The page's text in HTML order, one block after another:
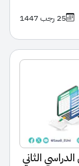
25 رجب 1447
الثاني